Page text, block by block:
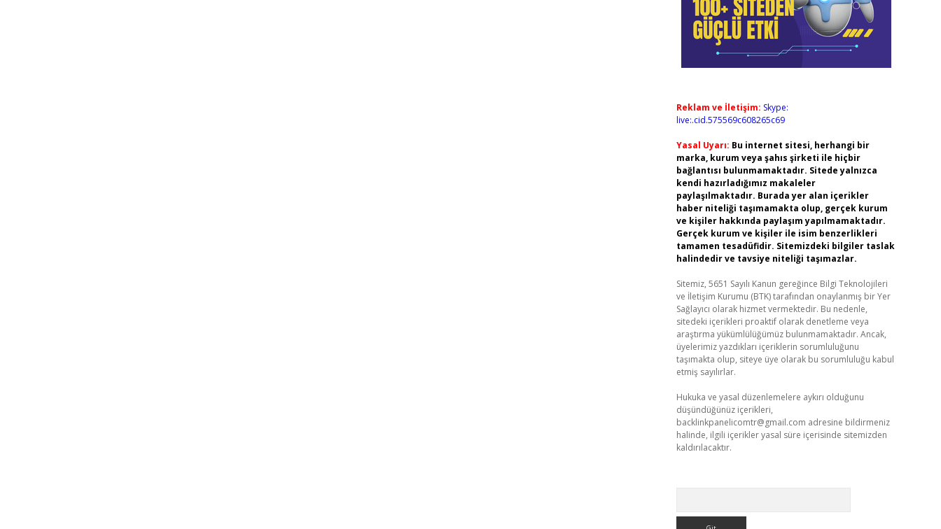
Reklam ve İletişim: Skype:
live:.cid.575569c608265c69
Yasal Uyarı: Bu internet sitesi, herhangi bir
marka, kurum veya şahıs şirketi ile hiçbir
bağlantısı bulunmamaktadır. Sitede yalnızca
kendi hazırladığımız makaleler
paylaşılmaktadır. Burada yer alan içerikler
haber niteliği taşımamakta olup, gerçek kurum
ve kişiler hakkında paylaşım yapılmamaktadır.
Gerçek kurum ve kişiler ile isim benzerlikleri
tamamen tesadüfidir. Sitemizdeki bilgiler taslak
halindedir ve tavsiye niteliği taşımazlar.
Sitemiz, 5651 Sayılı Kanun gereğince Bilgi Teknolojileri
ve İletişim Kurumu (BTK) tarafından onaylanmış bir Yer
Sağlayıcı olarak hizmet vermektedir. Bu nedenle,
sitedeki içerikleri proaktif olarak denetleme veya
araştırma yükümlülüğümüz bulunmamaktadır. Ancak,
üyelerimiz yazdıkları içeriklerin sorumluluğunu
taşımakta olup, siteye üye olarak bu sorumluluğu kabul
etmiş sayılırlar.
Hukuka ve yasal düzenlemelere aykırı olduğunu
düşündüğünüz içerikleri,
backlinkpanelicomtr@gmail.com adresine bildirmeniz
halinde, ilgili içerikler yasal süre içerisinde sitemizden
kaldırılacaktır.